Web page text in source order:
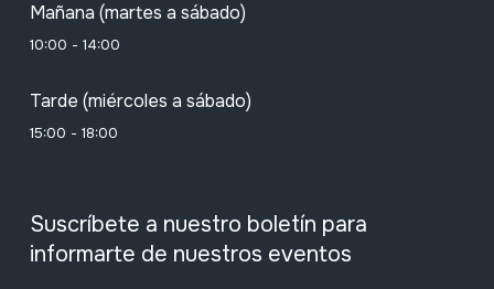
Mañana (martes a sábado)
10:00 - 14:00
Tarde (miércoles a sábado)
15:00 - 18:00
Suscríbete a nuestro boletín para
informarte de nuestros eventos